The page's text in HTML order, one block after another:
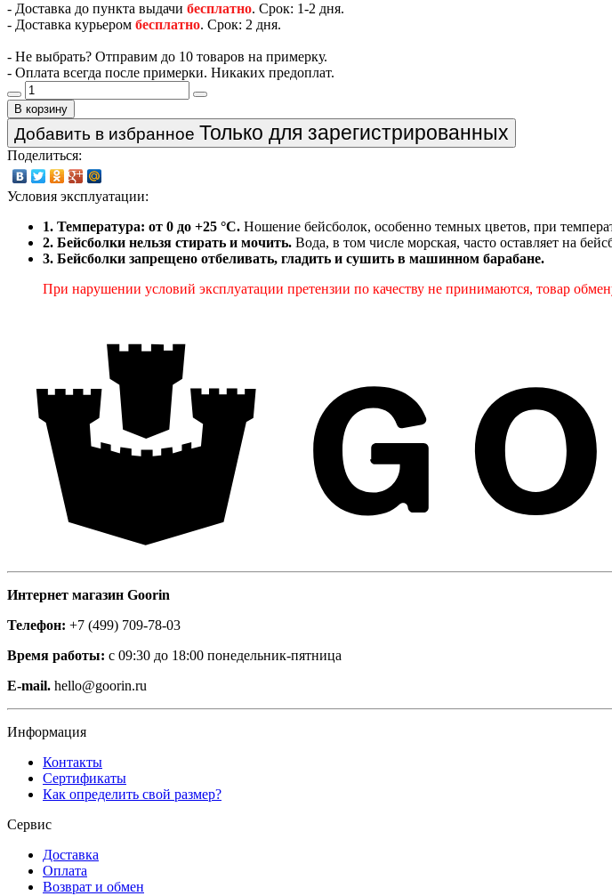
- Доставка до пункта выдачи бесплатно. Срок: 1-2 дня.
- Доставка курьером бесплатно. Срок: 2 дня.
- Не выбрать? Отправим до 10 товаров на примерку.
- Оплата всегда после примерки. Никаких предоплат.
В корзину
Добавить в избранное Только для зарегистрированных
Поделиться:
Условия эксплуатации:
1. Температура: от 0 до +25 °C. Ношение бейсболок, особенно темных цветов, при
2. Бейсболки нельзя стирать и мочить. Вода, в том числе морская, часто оставляет на
3. Бейсболки запрещено отбеливать, гладить и сушить в машинном барабане.
При нарушении условий эксплуатации претензии по качеству не принимаются, товар
Интернет магазин Goorin
Телефон: +7 (499) 709-78-03
Время работы: с 09:30 до 18:00 понедельник-пятница
E-mail. hello@goorin.ru
Информация
Контакты
Сертификаты
Как определить свой размер?
Сервис
Доставка
Оплата
Возврат и обмен